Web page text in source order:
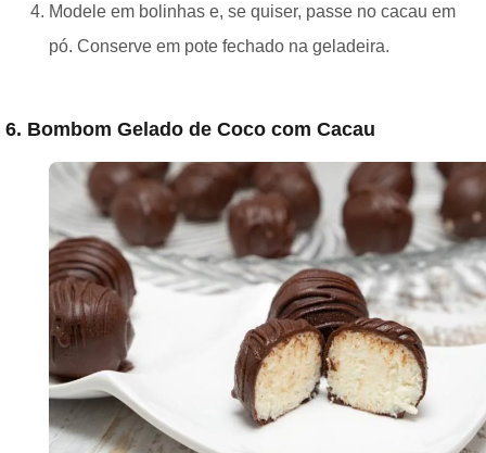
Modele em bolinhas e, se quiser, passe no cacau em
pó. Conserve em pote fechado na geladeira.
6. Bombom Gelado de Coco com Cacau